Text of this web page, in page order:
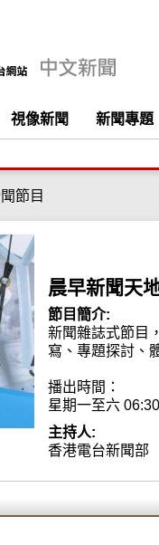
視像新聞 新聞專題
節目
晨早新聞天
節目簡介:
新聞雜誌式節目
寫、專題探討、
播出時間：
星期一至六
主持人:
香港電台新聞部